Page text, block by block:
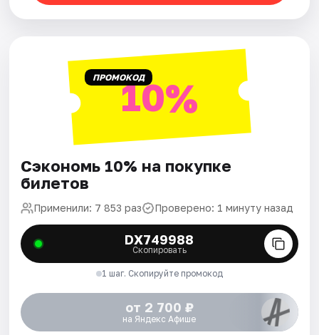
ПРОМОКОД10%
Сэкономь 10% на покупке
билетов
Применили: 7 853 раз Проверено: 1 минуту назад
DX749988
Скопировать
1 шаг. Скопируйте промокод
от 2 700 ₽
на Яндекс Афише